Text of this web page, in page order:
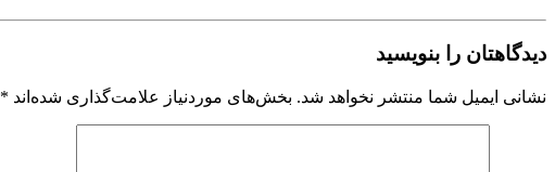
دیدگاهتان را بنویسید
نشانی ایمیل شما منتشر نخواهد شد. بخش‌های موردنیاز علامت‌گذاری شده‌اند *